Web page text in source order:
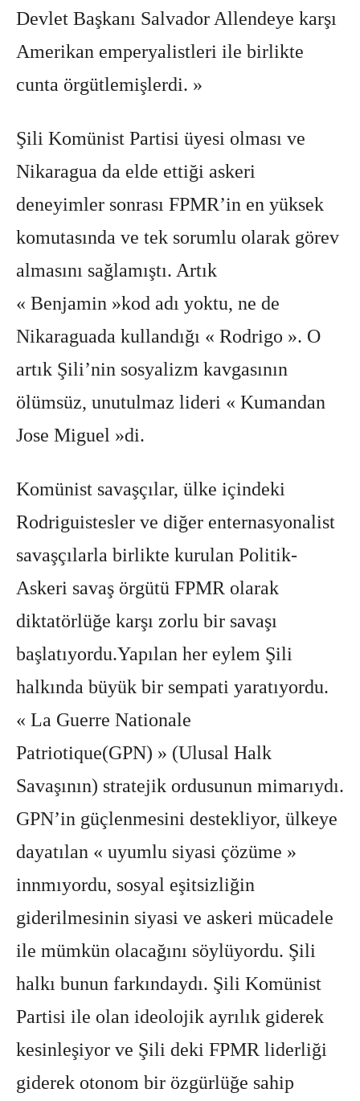
Devlet Başkanı Salvador Allendeye karşı
Amerikan emperyalistleri ile birlikte
cunta örgütlemişlerdi. »
Şili Komünist Partisi üyesi olması ve
Nikaragua da elde ettiği askeri
deneyimler sonrası FPMR’in en yüksek
komutasında ve tek sorumlu olarak görev
almasını sağlamıştı. Artık
« Benjamin »kod adı yoktu, ne de
Nikaraguada kullandığı « Rodrigo ». O
artık Şili’nin sosyalizm kavgasının
ölümsüz, unutulmaz lideri « Kumandan
Jose Miguel »di.
Komünist savaşçılar, ülke içindeki
Rodriguistesler ve diğer enternasyonalist
savaşçılarla birlikte kurulan Politik-
Askeri savaş örgütü FPMR olarak
diktatörlüğe karşı zorlu bir savaşı
başlatıyordu.Yapılan her eylem Şili
halkında büyük bir sempati yaratıyordu.
« La Guerre Nationale
Patriotique(GPN) » (Ulusal Halk
Savaşının) stratejik ordusunun mimarıydı.
GPN’in güçlenmesini destekliyor, ülkeye
dayatılan « uyumlu siyasi çözüme »
innmıyordu, sosyal eşitsizliğin
giderilmesinin siyasi ve askeri mücadele
ile mümkün olacağını söylüyordu. Şili
halkı bunun farkındaydı. Şili Komünist
Partisi ile olan ideolojik ayrılık giderek
kesinleşiyor ve Şili deki FPMR liderliği
giderek otonom bir özgürlüğe sahip